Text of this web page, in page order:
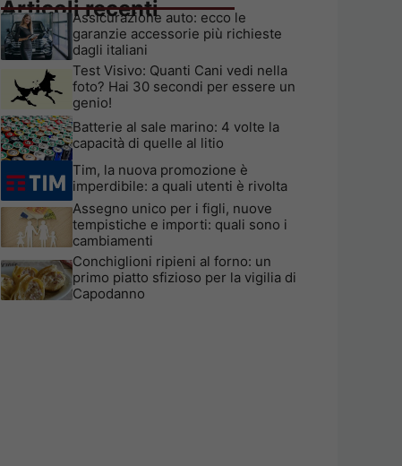
Articoli recenti
Assicurazione auto: ecco le
garanzie accessorie più richieste
dagli italiani
Test Visivo: Quanti Cani vedi nella
foto? Hai 30 secondi per essere un
genio!
Batterie al sale marino: 4 volte la
capacità di quelle al litio
Tim, la nuova promozione è
imperdibile: a quali utenti è rivolta
Assegno unico per i figli, nuove
tempistiche e importi: quali sono i
cambiamenti
Conchiglioni ripieni al forno: un
primo piatto sfizioso per la vigilia di
Capodanno